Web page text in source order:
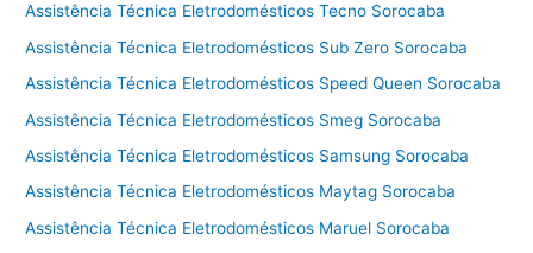
Assistência Técnica Eletrodomésticos Tecno Sorocaba
Assistência Técnica Eletrodomésticos Sub Zero Sorocaba
Assistência Técnica Eletrodomésticos Speed Queen Sorocaba
Assistência Técnica Eletrodomésticos Smeg Sorocaba
Assistência Técnica Eletrodomésticos Samsung Sorocaba
Assistência Técnica Eletrodomésticos Maytag Sorocaba
Assistência Técnica Eletrodomésticos Maruel Sorocaba